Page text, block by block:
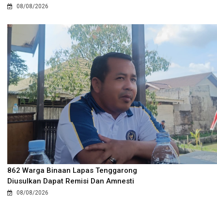
08/08/2026
862 Warga Binaan Lapas Tenggarong
Diusulkan Dapat Remisi Dan Amnesti
08/08/2026